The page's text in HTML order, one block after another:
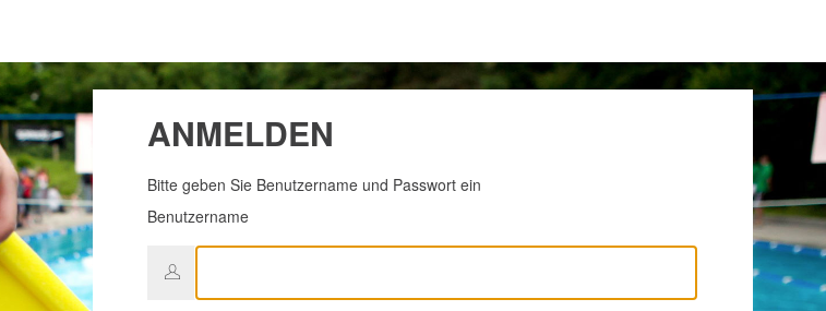
ANMELDEN
Bitte geben Sie Benutzername und Passwort ein
Benutzername